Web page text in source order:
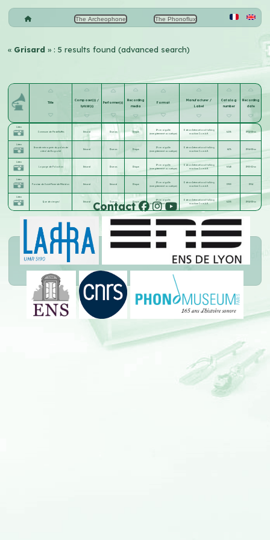
The Archeophone The Phonoflux
« Grisard» : 5 results found (advanced search)
Title
Composer(s) /
lyricist(s)
Performer(s)
Recording
media
Format
Manufacturer /
Label
Catalog
number
Recording
date
Listen
Commune de Pieds-Truffés
Grisard Dumas Disque
19 cm aiguille
(enregistrement acoustique)
Odeon International talking
machine Co.m.b.H.
6206 1904-08-xx
Listen
Grande ménagerie du palais de
cristal de Bagnolet
Grisard Dumas Disque
19 cm aiguille
(enregistrement acoustique)
Odeon International talking
machine Co.m.b.H.
6176 1904-08-xx
Listen
La purge de Polochon
Grisard Dumas Disque
19 cm aiguille
(enregistrement acoustique)
Odeon International talking
machine Co.m.b.H.
6348 1905-02-xx
Listen
Paroisse de Saint-Pierre-de-Mézidon
Grisard Grisard Disque
19 cm aiguille
(enregistrement acoustique)
Odeon International talking
machine Co.m.b.H.
3953 1904
Listen
Que de cierges !
Grisard Dumas Disque
19 cm aiguille
(enregistrement acoustique)
Odeon International talking
machine Co.m.b.H.
6205 1904-08-xx
Contact